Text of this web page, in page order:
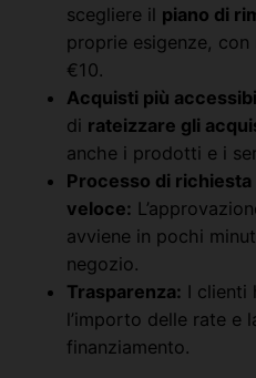
scegliere il piano di
proprie esigenze,
€10.
Acquisti più
di rateizzare gli
anche i prodotti e i
Processo di richiesta
veloce:
avviene in pochi
negozio.
Trasparenza: I clienti
l’importo delle rate e
finanziamento.